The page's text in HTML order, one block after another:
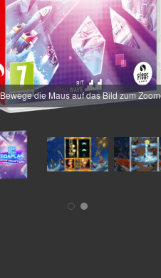
Bewege die Maus auf das Bild zum